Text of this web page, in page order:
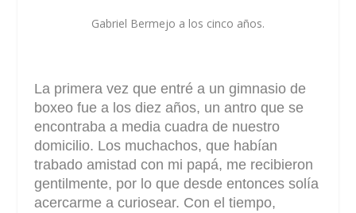
Gabriel Bermejo a los cinco años.
La primera vez que entré a un gimnasio de
boxeo fue a los diez años, un antro que se
encontraba a media cuadra de nuestro
domicilio. Los muchachos, que habían
trabado amistad con mi papá, me recibieron
gentilmente, por lo que desde entonces solía
acercarme a curiosear. Con el tiempo,